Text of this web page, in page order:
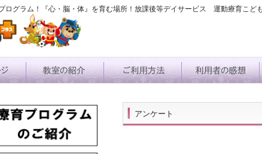
ログラム！『心・脳・体』を育む場所！放課後等デイサービス 運動療育こ
アンケート